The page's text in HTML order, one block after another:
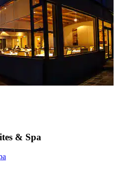
& Spa